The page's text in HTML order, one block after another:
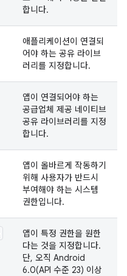
합니다.
애플리케이션이 연결되
어야 하는 공유 라이브
러리를 지정합니다.
앱이 연결되어야 하는
공급업체 제공 네이티브
공유 라이브러리를 지정
합니다.
앱이 올바르게 작동하기
위해 사용자가 반드시
부여해야 하는 시스템
권한입니다.
앱이 특정 권한을 원한
다는 것을 지정합니다.
단, 오직 Android
6.0(API 수준 23) 이상